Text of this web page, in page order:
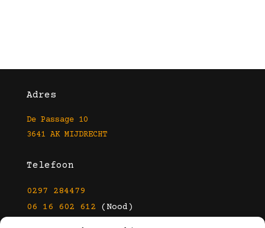
Adres
De Passage 10
3641 AK MIJDRECHT
Telefoon
0297 284479
06 16 602 612 (Nood)